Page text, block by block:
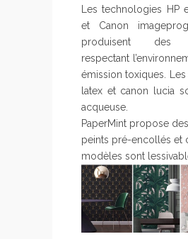
Les technologies HP
et Canon
produisent des
respectant
émission toxiques. Les
latex et canon lucia
acqueuse.
PaperMint propose
peints pré-encollés et
modèles sont